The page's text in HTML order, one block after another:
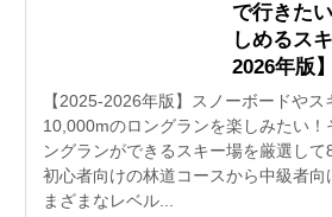
で行きた
しめるス
2026年版】
【2025-2026年版】スノーボードやス
10,000mのロングランを楽しみたい！
ングランができるスキー場を厳選して
初心者向けの林道コースから中級者向
まざまなレベル...